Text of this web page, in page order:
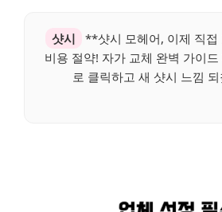
샷시
**샷시 모헤어, 이제 직
비용 절약! 자가 교체 완벽 가이
로 클릭하고 새 샷시 느낌